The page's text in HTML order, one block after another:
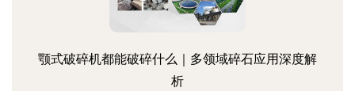
颚式破碎机都能破碎什么｜多领域碎石应用深度解
析